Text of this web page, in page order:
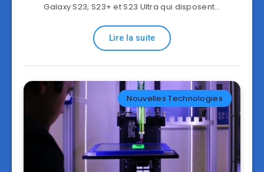
Galaxy S23, S23+ et S23 Ultra qui disposent…
Lire la suite
Nouvelles Technologies